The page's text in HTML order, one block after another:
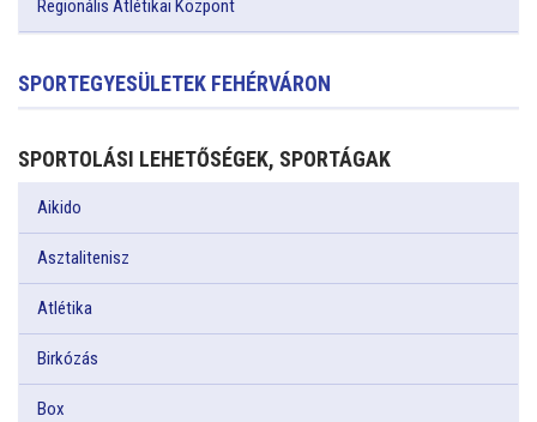
Regionális Atlétikai Központ
SPORTEGYESÜLETEK FEHÉRVÁRON
SPORTOLÁSI LEHETŐSÉGEK, SPORTÁGAK
Aikido
Asztalitenisz
Atlétika
Birkózás
Box